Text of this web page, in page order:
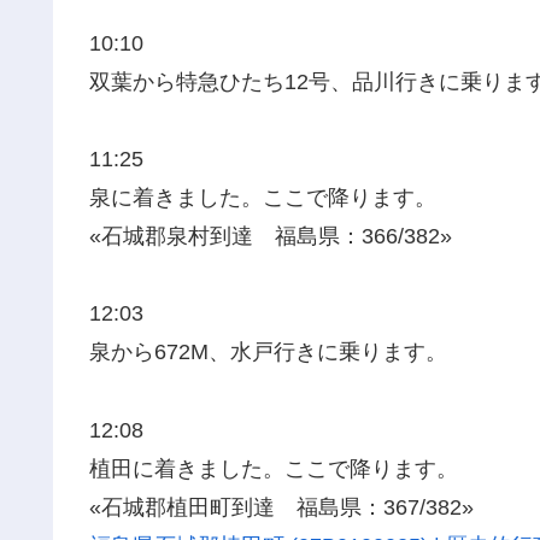
10:10
双葉から特急ひたち12号、品川行きに乗りま
11:25
泉に着きました。ここで降ります。
«石城郡泉村到達 福島県：366/382»
12:03
泉から672M、水戸行きに乗ります。
12:08
植田に着きました。ここで降ります。
«石城郡植田町到達 福島県：367/382»